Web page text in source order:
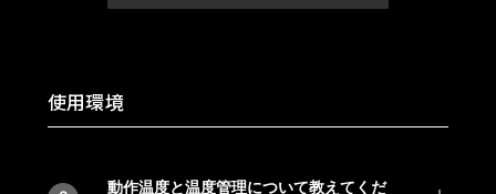
使用環境
動作温度と温度管理について教えてくだ